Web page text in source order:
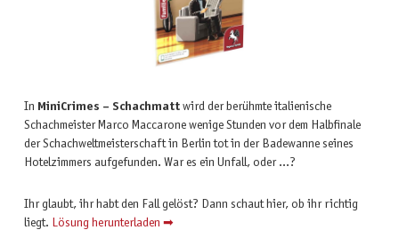
In MiniCrimes – Schachmattwird der berühmte italienische
Schachmeister Marco Maccarone wenige Stunden vor dem Halbfinale
der Schachweltmeisterschaft in Berlin tot in der Badewanne seines
Hotelzimmers aufgefunden. War es ein Unfall, oder ...?
Ihr glaubt, ihr habt den Fall gelöst? Dann schaut hier, ob ihr richtig
liegt.
Lösung herunterladen ➡